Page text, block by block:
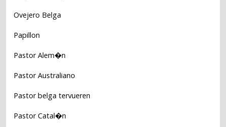
Ovejero Belga
Papillon
Pastor Alem�n
Pastor Australiano
Pastor belga tervueren
Pastor Catal�n